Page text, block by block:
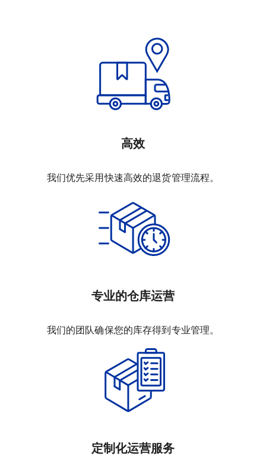
高效
我们优先采用快速高效的退货管理流程。
专业的仓库运营
我们的团队确保您的库存得到专业管理。
定制化运营服务